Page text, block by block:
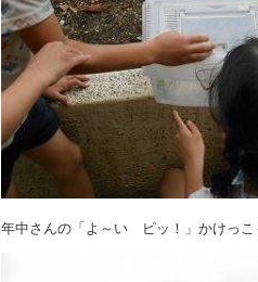
年中さんの「よ～い ピッ！」かけっこ